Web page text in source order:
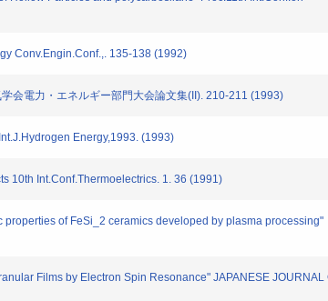
Conv.Engin.Conf.,. 135-138 (1992)
会電力・エネルギー部門大会論文集(II). 210-211 (1993)
Energy,1993. (1993)
10th Int.Conf.Thermoelectrics. 1. 36 (1991)
of FeSi_2 ceramics developed by plasma processing"
Films by Electron Spin Resonance" JAPANESE JOURNAL